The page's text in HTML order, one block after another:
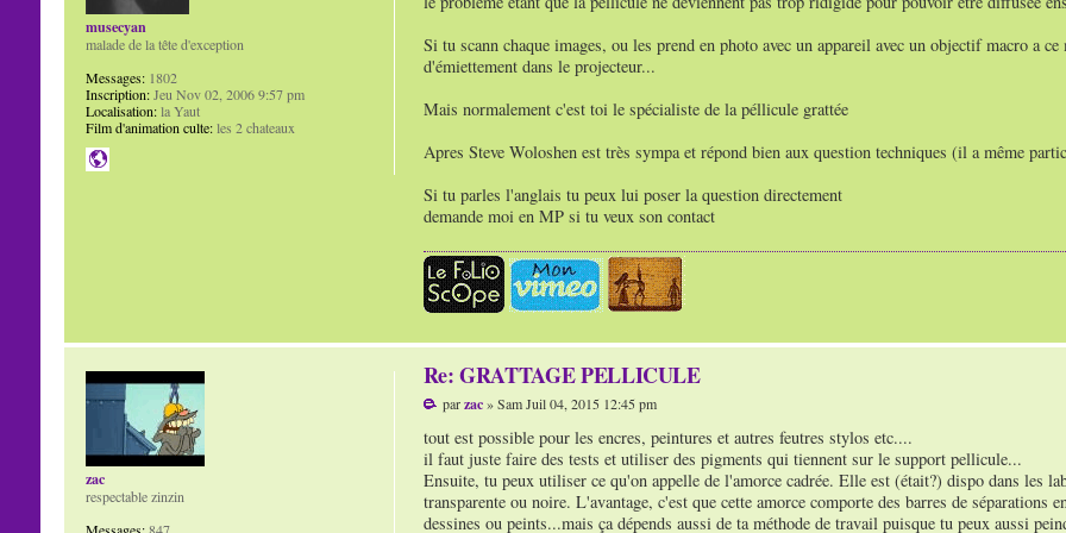
Si tu scann chaque images, ou les prend en photo avec un appareil avec un objectif macro a
d'émiettement dans le projecteur...
Mais normalement c'est toi le spécialiste de la péllicule grattée
Apres Steve Woloshen est très sympa et répond bien aux question techniques (il a même
Si tu parles l'anglais tu peux lui poser la question directement
demande moi en MP si tu veux son contact
musecyan
malade de la tête d'exception
Messages:1802
Inscription:Jeu Nov 02, 2006 9:57 pm
Localisation:la Yaut
Film d'animation culte:les 2 chateaux
Re: GRATTAGE PELLICULE
parzac» Sam Juil 04, 2015 12:45 pm
tout est possible pour les encres, peintures et autres feutres stylos etc....
il faut juste faire des tests et utiliser des pigments qui tiennent sur le support pellicule...
Ensuite, tu peux utiliser ce qu'on appelle de l'amorce cadrée. Elle est (était?) dispo dans les
transparente ou noire. L'avantage, c'est que cette amorce comporte des barres de séparations
dessines ou peints...mais ça dépends aussi de ta méthode de travail puisque tu peux aussi
zac
respectable zinzin